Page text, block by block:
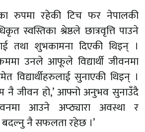
रुपमा रहेकी टिच फर नेपालकी
स्वस्तिका श्रेष्ठले छात्रवृत्ति पाउने
तथा शुभकामना दिएकी थिइन् ।
उनले आफूले विद्यार्थी जीवनमा
विद्यार्थीहरुलाई सुनाएकी थिइन् ।
नै जीवन हो,’ आफ्नो अनुभव सुनाउँदै
आउने अप्ठ्यारा अवस्था र
बदल्नु नै सफलता रहेछ ।’